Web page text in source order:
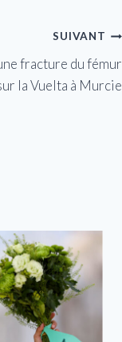
SUIVANT
fracture du fémur
la Vuelta à Murcie